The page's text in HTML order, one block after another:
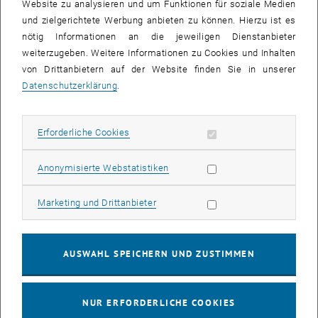
Bild
Website zu analysieren und um Funktionen für soziale Medien
und zielgerichtete Werbung anbieten zu können. Hierzu ist es
nötig Informationen an die jeweiligen Dienstanbieter
weiterzugeben. Weitere Informationen zu Cookies und Inhalten
von Drittanbietern auf der Website finden Sie in unserer
Datenschutzerklärung
Erforderliche Cookies Erforderliche Cookies zulassen
Anonymisierte WebstatistikenStatistik Cookies zulassen
Marketing und DrittanbieterMarketing Cookies zulassen
AUSWAHL SPEICHERN UND ZUSTIMMEN
NUR ERFORDERLICHE COOKIES